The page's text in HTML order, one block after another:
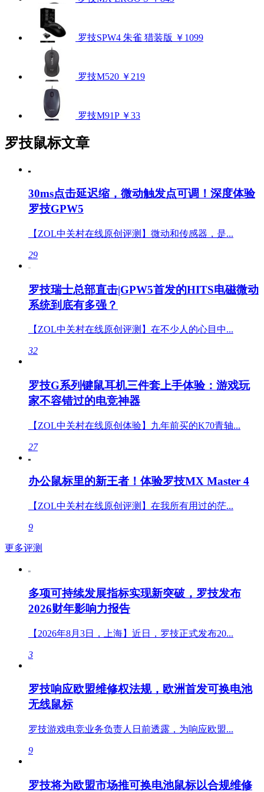
罗技SPW4 朱雀 猎装版 ￥1099
罗技M520 ￥219
罗技M91P ￥33
罗技鼠标文章
30ms点击延迟缩，微动触发点可调！深度体验
罗技GPW5
【ZOL中关村在线原创评测】微动和传感器，是...
29
罗技瑞士总部直击|GPW5首发的HITS电磁微动
系统到底有多强？
【ZOL中关村在线原创评测】在不少人的心目中...
32
罗技G系列键鼠耳机三件套上手体验：游戏玩
家不容错过的电竞神器
【ZOL中关村在线原创体验】九年前买的K70青轴...
27
办公鼠标里的新王者！体验罗技MX Master 4
【ZOL中关村在线原创评测】在我所有用过的茫...
9
更多评测
多项可持续发展指标实现新突破，罗技发布
2026财年影响力报告
【2026年8月3日，上海】近日，罗技正式发布20...
3
罗技响应欧盟维修权法规，欧洲首发可换电池
无线鼠标
罗技游戏电竞业务负责人日前透露，为响应欧盟...
9
罗技将为欧盟市场推可换电池鼠标以合规维修